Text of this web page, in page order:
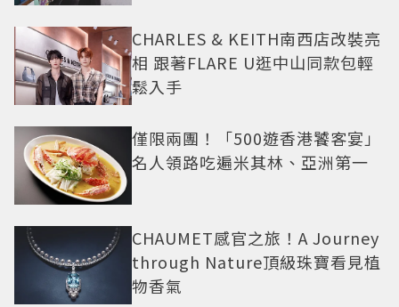
CHARLES & KEITH南西店改裝亮
相 跟著FLARE U逛中山同款包輕
鬆入手
僅限兩團！「500遊香港饕客宴」
名人領路吃遍米其林、亞洲第一
CHAUMET感官之旅！A Journey
through Nature頂級珠寶看見植
物香氣